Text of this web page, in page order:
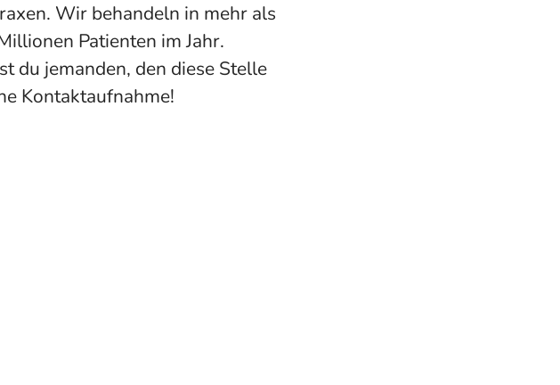
Wir behandeln in mehr als
Patienten im Jahr.
du jemanden, den diese Stelle
Kontaktaufnahme!